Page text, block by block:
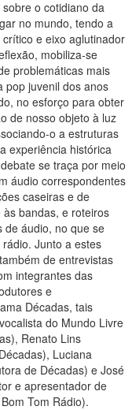
o cotidiano da
no mundo, tendo a
e eixo aglutinador
mobiliza-se
problemáticas mais
pop juvenil dos anos
no esforço para obter
de nosso objeto à luz
o a estruturas
experiência histórica
se traça por meio
áudio correspondentes
caseiras e de
bandas, e roteiros
de áudio, no que se
Junto a estes
de entrevistas
integrantes das
e
Décadas, tais
do Mundo Livre
Renato Lins
Luciana
de Décadas) e José
e apresentador de
Tom Rádio).